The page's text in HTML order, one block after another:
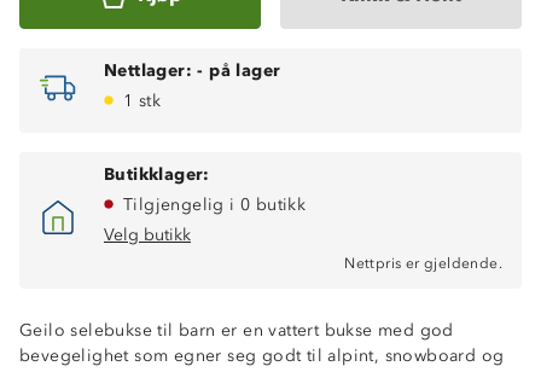
Nettlager: - på lager
1 stk
Butikklager:
Tilgjengelig i 0 butikk
Velg butikk
Nettpris er gjeldende.
Geilo selebukse til barn er en vattert bukse med god
bevegelighet som egner seg godt til alpint, snowboard og
Varmt helfòr
Vindtett